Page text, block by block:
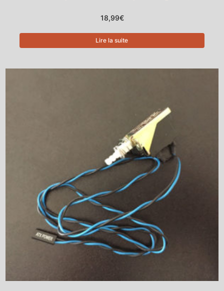
18,99€
Lire la suite